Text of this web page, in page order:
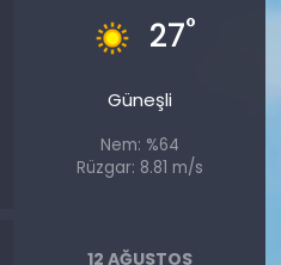
27°
Güneşli
Nem: %64
Rüzgar: 8.81 m/s
12 AĞUSTOS